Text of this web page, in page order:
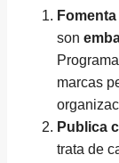
son
marcas
Publica
trata de